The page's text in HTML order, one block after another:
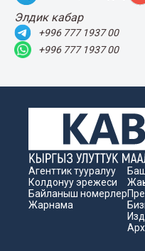
Элдик кабар
+996 777 1937 00
+996 777 1937 00
Агенттик тууралуу
Колдонуу эрежеси
Байланыш номерлер
Жарнама